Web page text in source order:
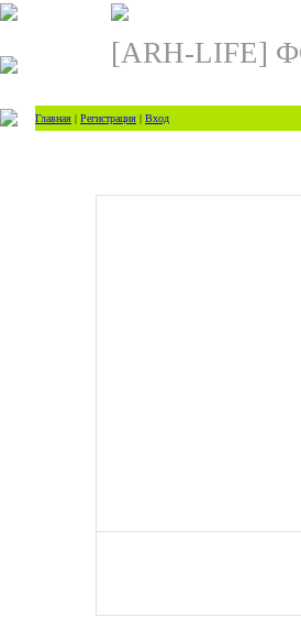
[ARH-LIFE]
Главная | Регистрация | Вход